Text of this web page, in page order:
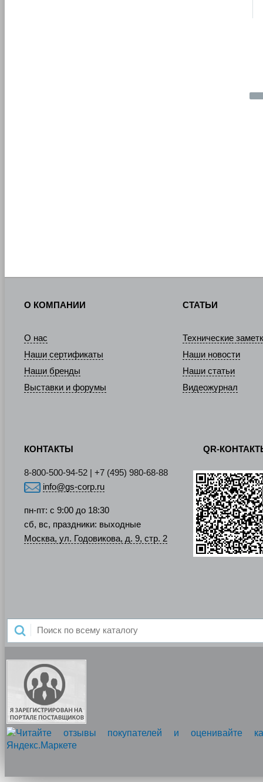
О КОМПАНИИ
О нас
Наши сертификаты
Наши бренды
Выставки и форумы
СТАТЬИ
Технические
Наши новости
Наши статьи
Видеожурнал
КОНТАКТЫ
8-800-500-94-52 | +7 (495) 980-68-88
info@gs-corp.ru
пн-пт: с 9:00 до 18:30
сб, вс, праздники: выходные
Москва, ул. Годовикова, д. 9, стр. 2
QR-